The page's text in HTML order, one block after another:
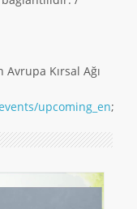
Avrupa Kırsal Ağı
upcoming_en;